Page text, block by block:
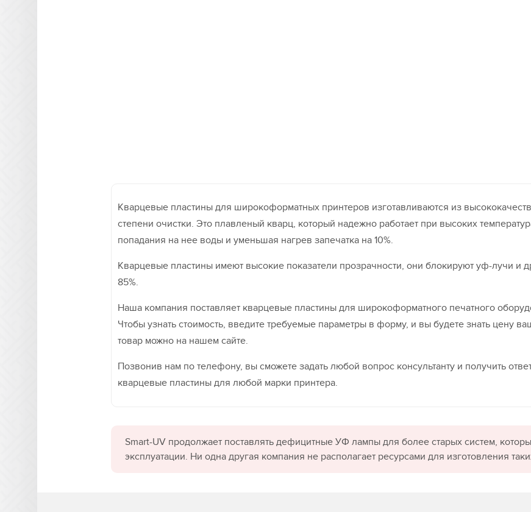
Кварцевые пластины для широкоформатных принтеров изготавливаются из
степени очистки. Это плавленый кварц, который надежно работает при высоких
попадания на нее воды и уменьшая нагрев запечатка на 10%.
Кварцевые пластины имеют высокие показатели прозрачности, они блокируют уф-лучи и
85%.
Наша компания поставляет кварцевые пластины для широкоформатного печатного
Чтобы узнать стоимость, введите требуемые параметры в форму, и вы будете знать цену
товар можно на нашем сайте.
Позвонив нам по телефону, вы сможете задать любой вопрос консультанту и получить
кварцевые пластины для любой марки принтера.
Smart-UV продолжает поставлять дефицитные УФ лампы для более старых систем,
эксплуатации. Ни одна другая компания не располагает ресурсами для изготовления